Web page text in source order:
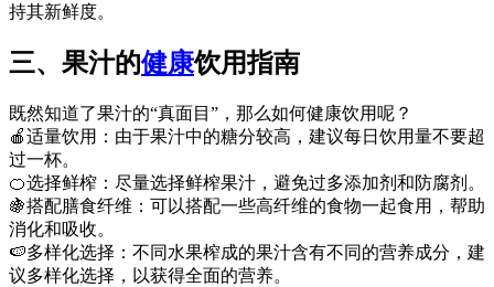
持其新鲜度。
三、果汁的健康饮用指南
既然知道了果汁的“真面目”，那么如何健康饮用呢？
🍎适量饮用：由于果汁中的糖分较高，建议每日饮用量不要超
过一杯。
🍊选择鲜榨：尽量选择鲜榨果汁，避免过多添加剂和防腐剂。
🍇搭配膳食纤维：可以搭配一些高纤维的食物一起食用，帮助
消化和吸收。
🍉多样化选择：不同水果榨成的果汁含有不同的营养成分，建
议多样化选择，以获得全面的营养。